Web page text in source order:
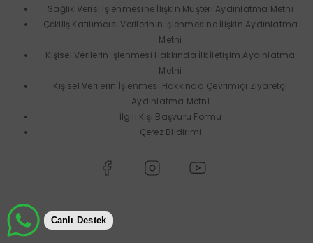
Sağlık Verisi İşlenmesine İlişkin Müşteri Aydınlatma Metni
Çekiliş Katılımcısı Verilerinin İşlenmesine İlişkin Aydınlatma
Metni
Kişisel Verilerin İşlenmesi Hakkında İlk İletişim Aydınlatma
Metni
Kişisel Verilerin İşlenmesi Hakkında Çevrimiçi Ziyaretçi
Aydınlatma Metni
İlgili Kişi Başvuru Formu
Çerez Bildirimi
Canlı Destek